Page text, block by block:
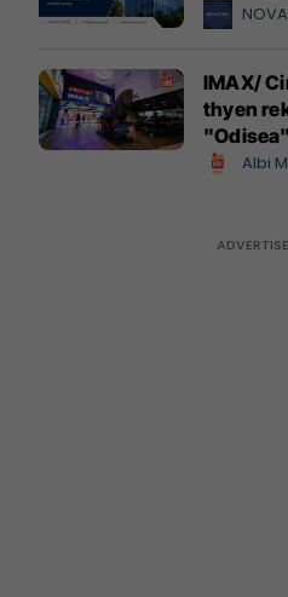
IMAX/
thyen
"Odisea"
Albi